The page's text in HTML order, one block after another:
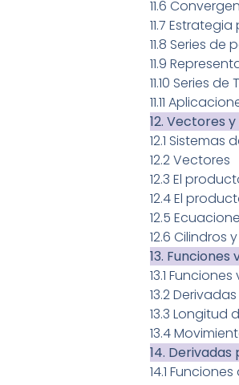
11.6
11.7
11.8 Series de
11.9
11.10 Series
11.11
12. Vectores
12.1
12.2 Vectores
12.3 El
12.4 El
12.5
12.6 Cilindros
13.
13.1
13.2
13.3 Longitud
13.4
14. Derivadas
14.1